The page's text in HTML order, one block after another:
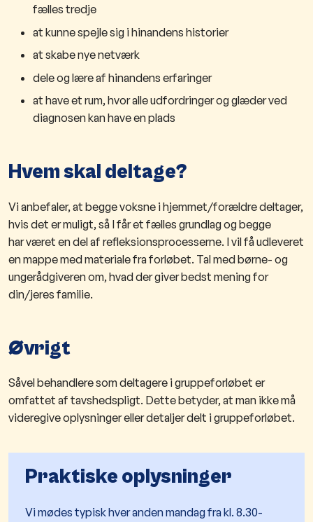
fælles tredje
at kunne spejle sig i hinandens historier
at skabe nye netværk
dele og lære af hinandens erfaringer
at have et rum, hvor alle udfordringer ​og glæder ved
diagnosen kan have en plads
Hvem skal deltage?
Vi anbefaler, at begge voksne ​ i hjemmet/forældredeltager,
hvis det er muligt, så I får et fælles grundlagog begge
harværet endel af refleksionsprocesserne. I vil få udleveret
en mappe med materiale fra forløbet. Tal med børne- og
ungerådgiveren om, hvad der giver bedst mening for
din/jeres familie.
Øvrigt
Såvel behandlere som deltagere i gruppeforløbet er
omfattet af tavshedspligt. Dette betyder, at man ikke må
videregive oplysninger eller detaljer delt i gruppeforløbet​.
Praktiske oplysninger
Vi mødes typisk hver anden mandag fra kl. 8.30-